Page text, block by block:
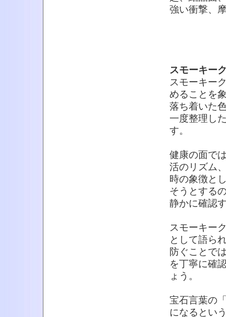
強い衝撃、
スモーキー
スモーキー
めることを
落ち着いた
一度整理し
す。
健康の面で
活のリズム
時の象徴と
そうとする
静かに確認
スモーキー
として語ら
防ぐことで
を丁寧に確
ょう。
宝石言葉の
になるとい